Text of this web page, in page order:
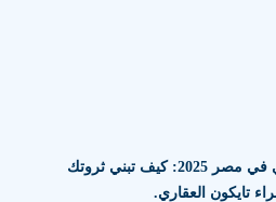
الاستثمار العقاري في مصر 2025: كيف تبني ثروتك
تايكون العقاري.